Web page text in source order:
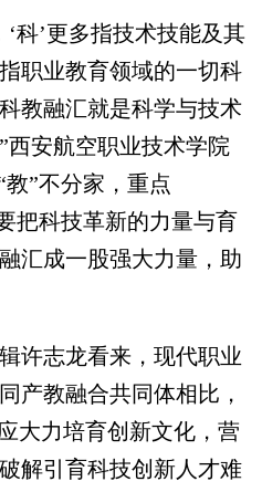
’更多指技术技能及其
职业教育领域的一切科
教融汇就是科学与技术
西安航空职业技术学院
”不分家，重点
把科技革新的力量与育
汇成一股强大力量，助
志龙看来，现代职业
产教融合共同体相比，
大力培育创新文化，营
解引育科技创新人才难